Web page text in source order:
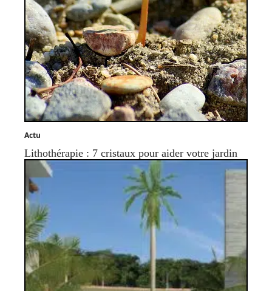
Actu
Lithothérapie : 7 cristaux pour aider votre jardin